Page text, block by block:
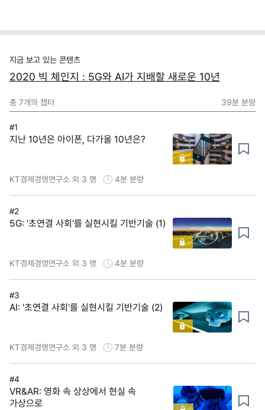
지금 보고 있는 콘텐츠
2020 빅 체인지 : 5G와 AI가 지배할 새로운 10년
총 7개의 챕터 39분 분량
#1
지난 10년은 아이폰, 다가올 10년은?
KT경제경영연구소 외 3 명 4분 분량
#2
5G: '초연결 사회'를 실현시킬 기반기술 (1)
KT경제경영연구소 외 3 명 4분 분량
#3
AI: '초연결 사회'를 실현시킬 기반기술 (2)
KT경제경영연구소 외 3 명 7분 분량
#4
VR&AR: 영화 속 상상에서 현실 속
가상으로